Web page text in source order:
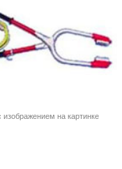
на картинке